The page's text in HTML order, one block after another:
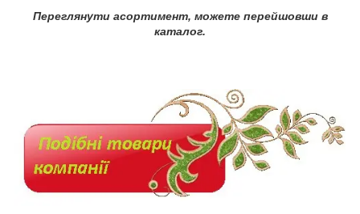
Переглянути асортимент, можете перейшовши в
каталог.